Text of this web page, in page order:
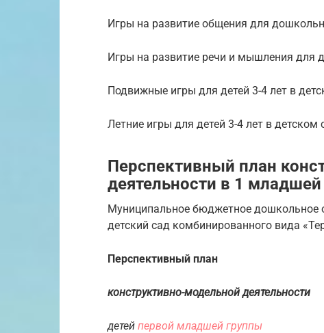
Игры на развитие общения для
Игры на развитие речи и мышления для
Подвижные игры для детей 3-4 лет в
Летние игры для детей 3-4 лет в детском
Перспективный план
деятельности в 1 младшей
Муниципальное бюджетное дошкольное
детский сад комбинированного вида
Перспективный план
конструктивно-модельной деятельности
детей первой младшей группы